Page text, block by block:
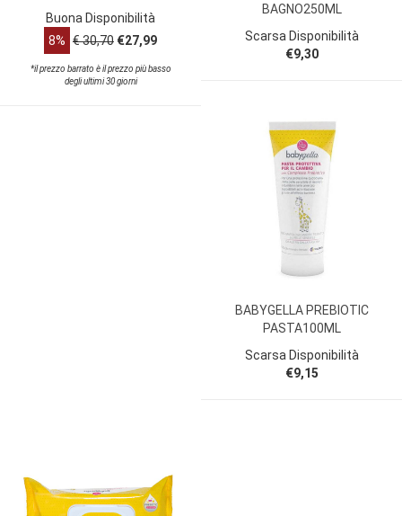
Buona Disponibilità
8% € 30,70 €27,99
*il prezzo barrato è il prezzo più basso
degli ultimi 30 giorni
BAGNO250ML
Scarsa Disponibilità
€9,30
BABYGELLA PREBIOTIC
PASTA100ML
Scarsa Disponibilità
€9,15